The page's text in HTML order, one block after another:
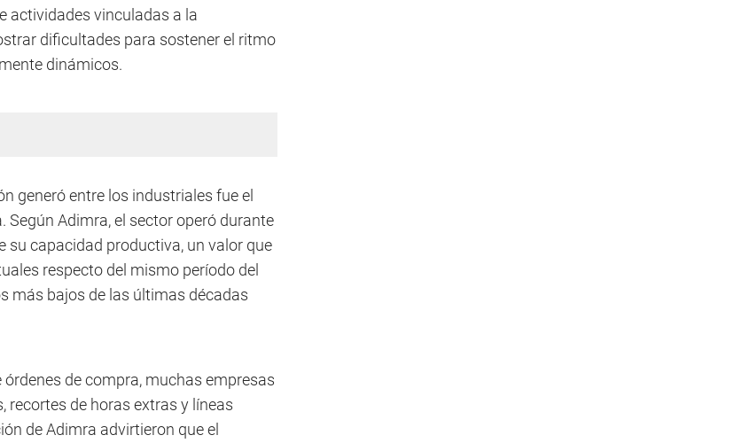
actividades vinculadas a la
dificultades para sostener el ritmo
dinámicos.
generó entre los industriales fue el
Adimra, el sector operó durante
su capacidad productiva, un valor que
respecto del mismo período del
más bajos de las últimas décadas
de compra, muchas empresas
de horas extras y líneas
de Adimra advirtieron que el